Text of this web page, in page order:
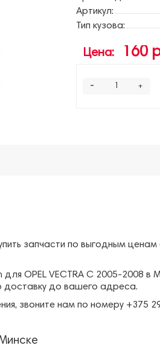
Артикул:
Тип кузова:
Цена: 160
+
-
запчасти по выгодным
OPEL VECTRA C 2005-2008 в
доставку до вашего адреса.
звоните нам по номеру